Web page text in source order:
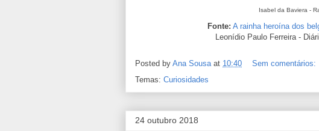
Isabel da Baviera -
Fonte: A rainha heroína dos
Leonídio Paulo Ferreira -
Posted by Ana Sousa at 10:40
Sem comentários:
Temas: Curiosidades
24 outubro 2018